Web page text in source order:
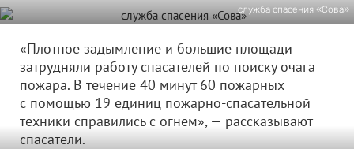
служба спасения «Сова»
«Плотное задымление и большие площади
затрудняли работу спасателей по поиску очага
пожара. В течение 40 минут 60 пожарных
с помощью 19 единиц пожарно-спасательной
техники справились с огнем», — рассказывают
спасатели.